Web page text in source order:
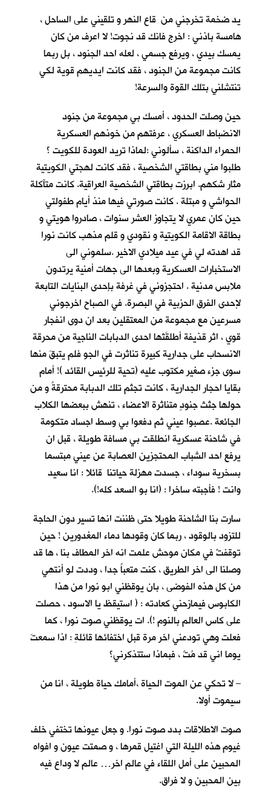
يد ضخمة تخرجني من قاع النهر و تلقيني على الساحل ،
هامسة باذني : اخرج فانك قد نجوت! لا اعرف من كان
يمسك بيدي ، ويرفع جسمي ، لعله احد الجنود ، بل ربما
كانت مجموعة من الجنود ، فقد كانت ايديهم قوية لكي
تنتشلني بتلك القوة والسرعة!
حين وصلت الحدود ، أمسك بي مجموعة من جنود
الانضباط العسكري ، عرفتهم من خوذهم العسكرية
الحمراء الداكنة ، سألوني :لماذا تريد العودة للكويت ؟
طلبوا مني بطاقتي الشخصية ، فقد كانت لهجتي الكويتية
مثار شكهم. ابرزت بطاقتي الشخصية العراقية. كانت متآكلة
الحواشي و مبتلة . كانت صورتي فيها منذ أيام طفولتي
حين كان عمري لا يتجاوز العشر سنوات ، صادروا هويتي و
بطاقة الاقامة الكويتية و نقودي و قلم مذهب كانت نورا
قد اهدته لي في عيد ميلادي الاخير .سلموني الى
الاستخبارات العسكرية وبعدها الى جهات أمنية يرتدون
ملابس مدنية . احتجزوني في غرفة بإحدى البنايات التابعة
لإحدى الفرق الحزبية في البصرة. في الصباح اخرجوني
مسرعين مع مجموعة من المعتقلين بعد ان دوى انفجار
قوي ، اثر قذيفة أطلقَتْها احدى الدبابات الناجية من محرقة
الانسحاب على جدارية كبيرة تناثرت في الجو فلم يتبقَ منها
سوى جزء صغير مكتوب عليه (تحية للرئيس القائد )! أمام
بقايا احجار الجدارية ، كانت تجثم تلك الدبابة محترقةً و من
حولها جثث جنودٍ متناثرة الاعضاء ، تنهش ببعضها الكلاب
الجائعة .عصبوا عيني ثم دفعوا بي وسط اجساد متكومة
في شاحنة عسكرية انطلقت بي مسافة طويلة ، قبل ان
يرفع احد الشباب المحتجزين العصابة عن عيني مبتسما
بسخرية سوداء ، جسدت مهزلة حياتنا قائلا : انا سعيد
وانت ! فأجبته ساخرا : (انا بو السعد كله!).
سارت بنا الشاحنة طويلا حتى ظننت انها تسير دون الحاجة
للتزود بالوقود ، ربما كان وقودها دماء المغدورين ! حين
توقفتْ في مكان موحش علمت انه اخر المطاف بنا ، ها قد
وصلنا الى اخر الطريق ، كنت متعباً جدا ، وددت لو أنتهي
من كل هذه الفوضى ، بان يوقظني ابو نورا من هذا
الكابوس فيمازحني كعادته : ( استيقظ يا الاسود ، حصلت
على كاس العالم بالنوم !). ات يوقظني صوت نورا ، كما
فعلت وهي تودعني اخر مرة قبل اختفائها قائلةِ : اذا سمعتَ
يوما اني قد مُتٌ ، فبماذا ستتذكرني؟
– لا تحكي عن الموت الحياة ،أمامك حياة طويلة ، انا من
سيموت أولا.
صوت الاطلاقات بدد صوت نورا. و جعل عيونها تختفي خلف
غيوم هذه الليلة التي اغتيل قمرها ، و صمتت عيون و افواه
المحبين على أمل اللقاء في عالم اخر… عالم لا وداع فيه
بين المحبين و لا فراق.